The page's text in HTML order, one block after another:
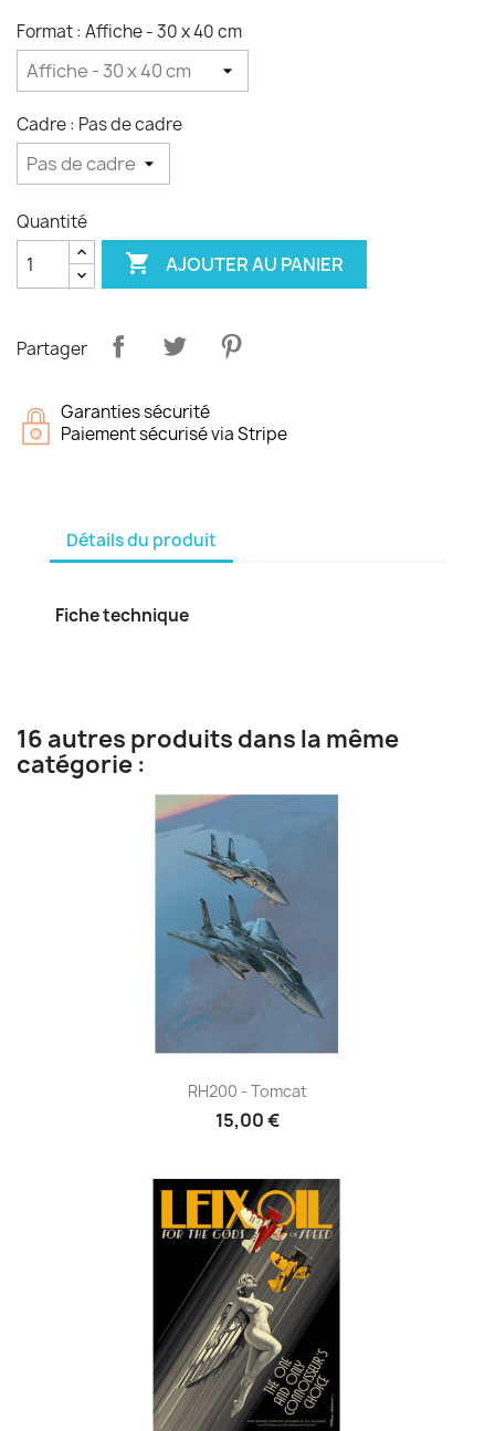
Format : Affiche - 30 x 40 cm
Cadre : Pas de cadre
Quantité
 AJOUTER AU PANIER
Partager
Garanties sécurité
Paiement sécurisé via Stripe
Détails du produit
Fiche technique
16 autres produits dans la même
catégorie :
RH200 - Tomcat
15,00 €